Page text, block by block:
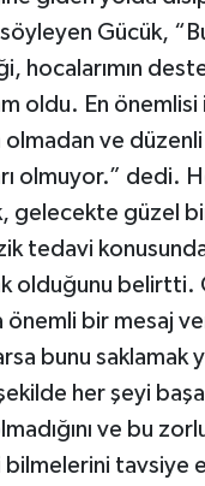
söyleyen Gücük,
hocalarımın
oldu. En
ve düzenli
olmuyor.” dedi.
gelecekte güzel
tedavi
olduğunu belirtti.
önemli bir mesaj
bunu saklamak
her şeyi
ve bu
bilmelerini tavsiye